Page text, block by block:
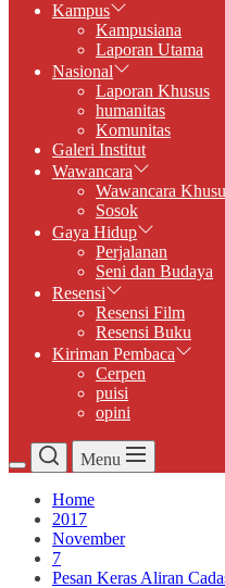
Kampus
Kampusiana
Laporan Utama
Nasional
Laporan Khusus
humanitas
Komunitas
Galeri Institut
Wawancara
Wawancara
Sosok
Gaya Hidup
Perjalanan
Seni dan Budaya
Resensi
Resensi Film
Resensi Buku
Kiriman Pembaca
Cerpen
puisi
opini
Menu
Home
2017
November
7
Pesan Keras Aliran